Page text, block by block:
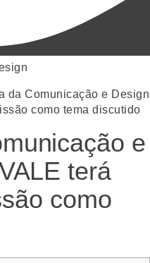
da Comunicação e Design
como tema discutido
e
terá
como